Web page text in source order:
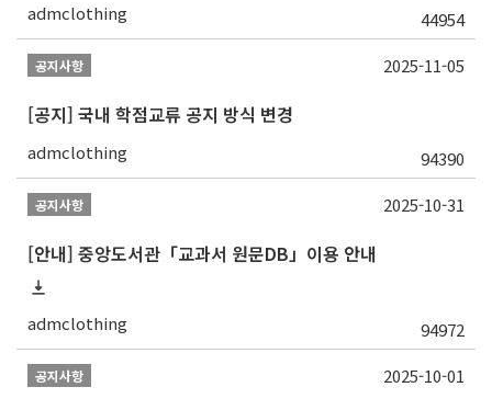
admclothing 44954
공지사항
[공지] 국내 학점교류 공지 방식 변경
admclothing 94390
2025-11-05
공지사항
[안내] 중앙도서관「교과서 원문DB」이용 안내
admclothing 94972
2025-10-31
공지사항 2025-10-01